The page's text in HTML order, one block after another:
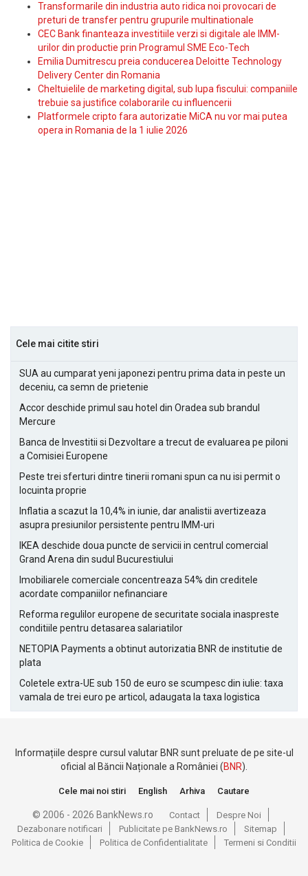
Transformarile din industria auto ridica noi provocari de
preturi de transfer pentru grupurile multinationale
CEC Bank finanteaza investitiile verzi si digitale ale IMM-
urilor din productie prin Programul SME Eco-Tech
Emilia Dumitrescu preia conducerea Deloitte Technology
Delivery Center din Romania
Cheltuielile de marketing digital, sub lupa fiscului: companiile
trebuie sa justifice colaborarile cu influencerii
Platformele cripto fara autorizatie MiCA nu vor mai putea
opera in Romania de la 1 iulie 2026
Cele mai citite stiri
SUA au cumparat yeni japonezi pentru prima data in peste un
deceniu, ca semn de prietenie
Accor deschide primul sau hotel din Oradea sub brandul
Mercure
Banca de Investitii si Dezvoltare a trecut de evaluarea pe piloni
a Comisiei Europene
Peste trei sferturi dintre tinerii romani spun ca nu isi permit o
locuinta proprie
Inflatia a scazut la 10,4% in iunie, dar analistii avertizeaza
asupra presiunilor persistente pentru IMM-uri
IKEA deschide doua puncte de servicii in centrul comercial
Grand Arena din sudul Bucurestiului
Imobiliarele comerciale concentreaza 54% din creditele
acordate companiilor nefinanciare
Reforma regulilor europene de securitate sociala inaspreste
conditiile pentru detasarea salariatilor
NETOPIA Payments a obtinut autorizatia BNR de institutie de
plata
Coletele extra-UE sub 150 de euro se scumpesc din iulie: taxa
vamala de trei euro pe articol, adaugata la taxa logistica
Informațiile despre cursul valutar BNR sunt preluate de pe site-ul
oficial al Băncii Naționale a României (BNR).
Cele mai noi stiri English Arhiva Cautare
© 2006 - 2026 BankNews.ro Contact
Despre Noi
Dezabonare notificari
Publicitate pe BankNews.ro
Sitemap
Politica de Cookie
Politica de Confidentialitate Termeni si Conditii